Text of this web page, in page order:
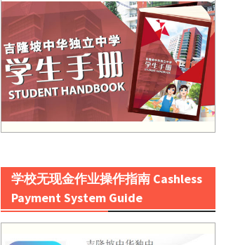
学校无现金作业操作指南 Cashless
Payment System Guide